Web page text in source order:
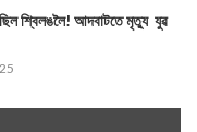
শ্বিলঙলৈ! আদবাটতে মৃত্যু যুৱ